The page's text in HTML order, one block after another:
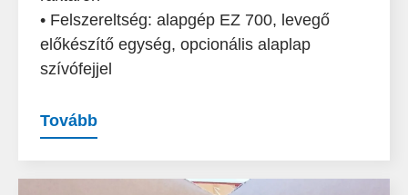
• Felszereltség: alapgép EZ 700, levegő
előkészítő egység, opcionális alaplap
szívófejjel
Tovább